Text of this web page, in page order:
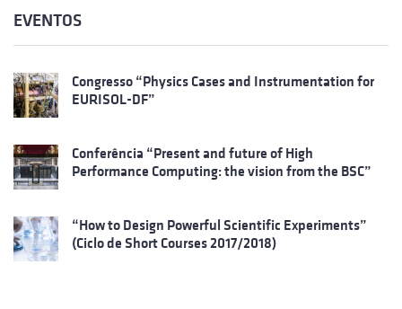
EVENTOS
Congresso “Physics Cases and Instrumentation for
EURISOL-DF”
Conferência “Present and future of High
Performance Computing: the vision from the BSC”
“How to Design Powerful Scientific Experiments”
(Ciclo de Short Courses 2017/2018)